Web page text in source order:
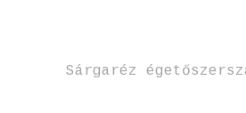
Sárgaréz